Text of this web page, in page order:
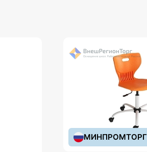
МИНПРОМТОРГ